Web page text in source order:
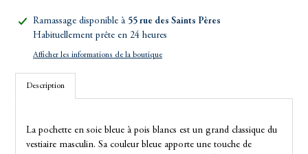
Ajout
produit
Ramassage disponible à 55 rue des Saints Pères
Habituellement prête en 24 heures
Afficher les informations de la boutique
Description
La pochette en soie bleue à pois blancs est un grand classique du
vestiaire masculin. Sa couleur bleue apporte une touche de